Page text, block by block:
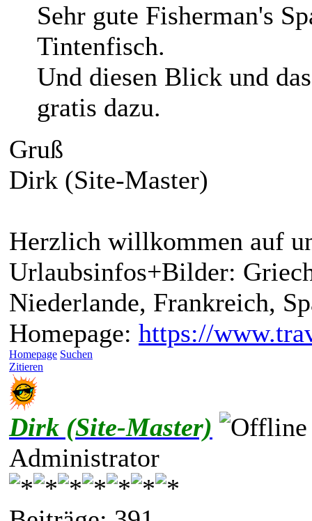
Sehr gute Fisherman's
Tintenfisch.
Und diesen Blick und
gratis dazu.
Gruß
Dirk (Site-Master)
Herzlich willkommen auf
Urlaubsinfos+Bilder:
Niederlande, Frankreich,
Homepage: https://
Homepage Suchen
Zitieren
Dirk (Site-Master)
Administrator